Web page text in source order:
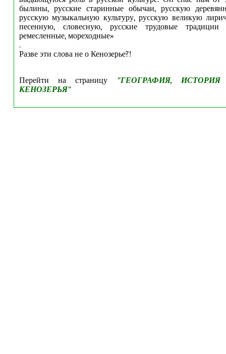
былины, русские старинные обычаи, русскую
русскую музыкальную культуру, русскую великую
песенную, словесную, русские трудовые традиции
ремесленные, мореходные»
.
Разве эти слова не о Кенозерье?!
Перейти на страницу "ГЕОГРАФИЯ,
КЕНОЗЕРЬЯ"